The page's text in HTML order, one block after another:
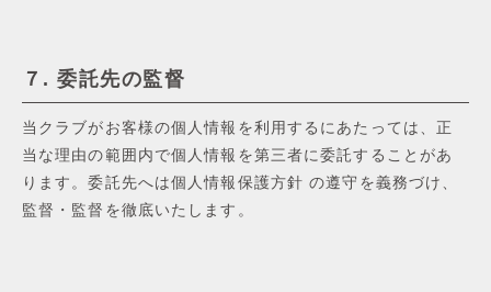
７. 委託先の監督
当クラブがお客様の個⼈情報を利⽤するにあたっては、正
当な理由の範囲内で個⼈情報を第三者に委託することがあ
ります。委託先へは個⼈情報保護⽅針 の遵守を義務づけ、
監督・監督を徹底いたします。